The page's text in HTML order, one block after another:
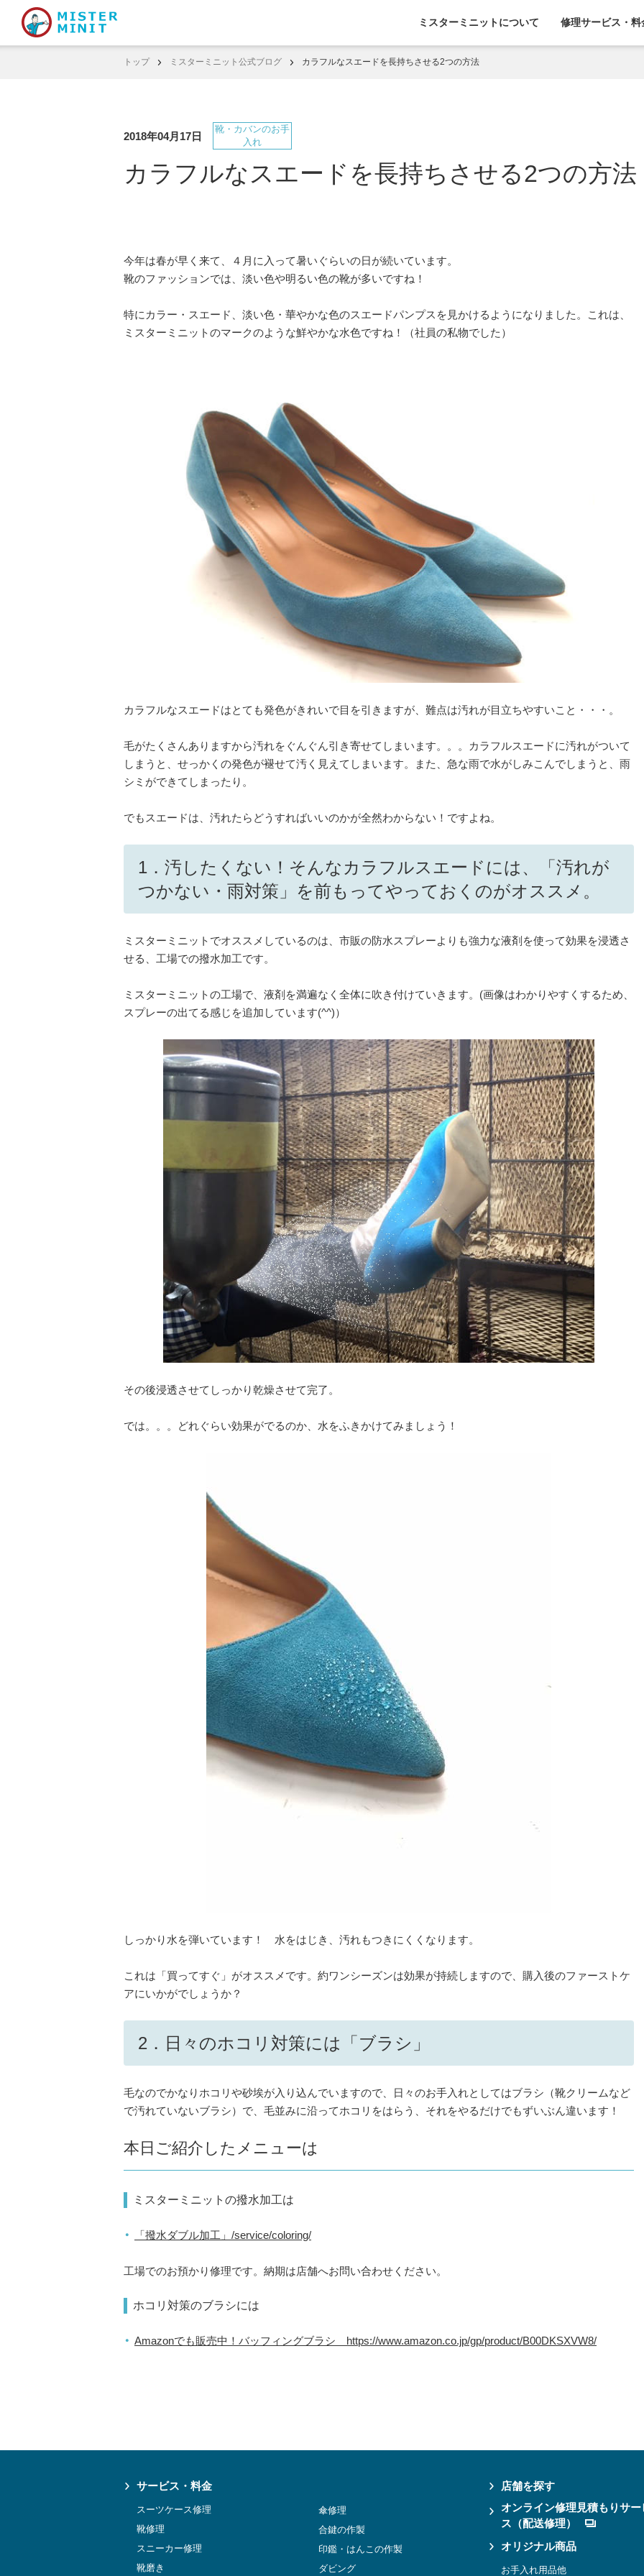
ミスターミニットについて 修理サービス・料
トップ ミスターミニット公式ブログ カラフルなスエードを長持ちさせる2つの方法
2018年04月17日
靴・カバンのお手
入れ
カラフルなスエードを長持ちさせる2つの方法
今年は春が早く来て、４月に入って暑いぐらいの日が続いています。
靴のファッションでは、淡い色や明るい色の靴が多いですね！
特にカラー・スエード、淡い色・華やかな色のスエードパンプスを見かけるようになりました。これは、
ミスターミニットのマークのような鮮やかな水色ですね！（社員の私物でした）
カラフルなスエードはとても発色がきれいで目を引きますが、難点は汚れが目立ちやすいこと・・・。
毛がたくさんありますから汚れをぐんぐん引き寄せてしまいます。。。カラフルスエードに汚れがついて
しまうと、せっかくの発色が褪せて汚く見えてしまいます。また、急な雨で水がしみこんでしまうと、雨
シミができてしまったり。
でもスエードは、汚れたらどうすればいいのかが全然わからない！ですよね。
1．汚したくない！そんなカラフルスエードには、「汚れが
つかない・雨対策」を前もってやっておくのがオススメ。
ミスターミニットでオススメしているのは、市販の防水スプレーよりも強力な液剤を使って効果を浸透さ
せる、工場での撥水加工です。
ミスターミニットの工場で、液剤を満遍なく全体に吹き付けていきます。(画像はわかりやすくするため、
スプレーの出てる感じを追加しています(^^)）
その後浸透させてしっかり乾燥させて完了。
では。。。どれぐらい効果がでるのか、水をふきかけてみましょう！
しっかり水を弾いています！ 水をはじき、汚れもつきにくくなります。
これは「買ってすぐ」がオススメです。約ワンシーズンは効果が持続しますので、購入後のファーストケ
アにいかがでしょうか？
2．日々のホコリ対策には「ブラシ」
毛なのでかなりホコリや砂埃が入り込んでいますので、日々のお手入れとしてはブラシ（靴クリームなど
で汚れていないブラシ）で、毛並みに沿ってホコリをはらう、それをやるだけでもずいぶん違います！
本日ご紹介したメニューは
ミスターミニットの撥水加工は
「撥水ダブル加工」/service/coloring/
工場でのお預かり修理です。納期は店舗へお問い合わせください。
ホコリ対策のブラシには
Amazonでも販売中！バッフィングブラシ https://www.amazon.co.jp/gp/product/B00DKSXVW8/
サービス・料金
スーツケース修理
靴修理
スニーカー修理
靴磨き
傘修理
合鍵の作製
印鑑・はんこの作製
ダビング
店舗を探す
オンライン修理見積もりサー
ス（配送修理）
オリジナル商品
お手入れ用品他